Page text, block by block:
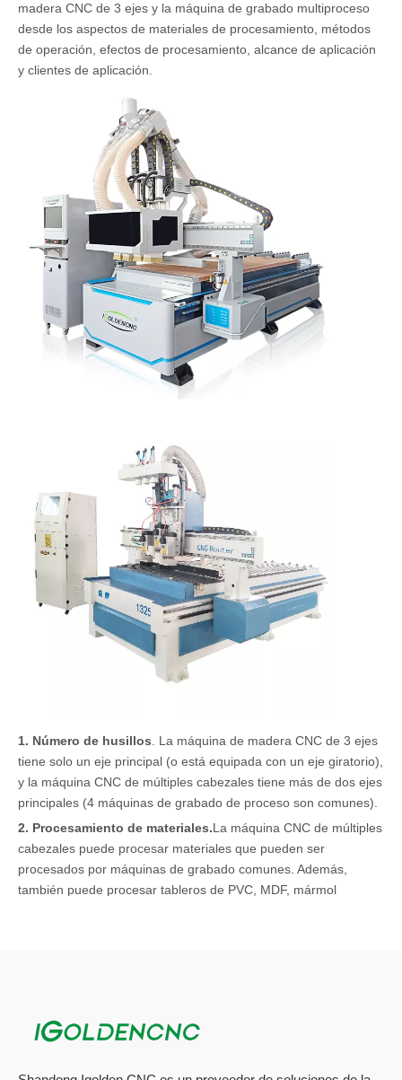
madera CNC de 3 ejes y la máquina de grabado multiproceso
desde los aspectos de materiales de procesamiento, métodos
de operación, efectos de procesamiento, alcance de aplicación
y clientes de aplicación.
1. Número de husillos . La máquina de madera CNC de 3 ejes
tiene solo un eje principal (o está equipada con un eje giratorio),
y la máquina CNC de múltiples cabezales tiene más de dos ejes
principales (4 máquinas de grabado de proceso son comunes).
2. Procesamiento de materiales.La máquina CNC de múltiples
cabezales puede procesar materiales que pueden ser
procesados ​​por máquinas de grabado comunes. Además,
también puede procesar tableros de PVC, MDF, mármol
mismos. Están controlados por un sistema informático y son
fáciles de aprender, operar y usar. Debido al problema de